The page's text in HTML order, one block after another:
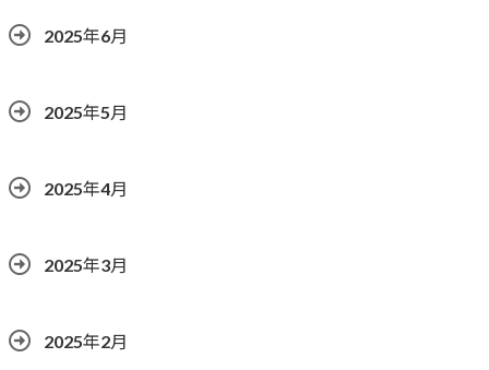
2025年6月
2025年5月
2025年4月
2025年3月
2025年2月